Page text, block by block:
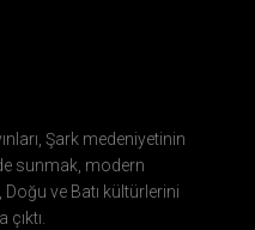
Şark medeniyetinin
sunmak, modern
ve Batı kültürlerini